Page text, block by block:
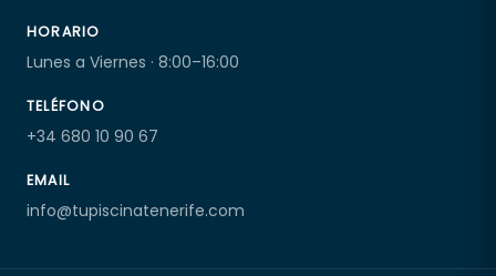
HORARIO
Lunes a Viernes · 8:00–16:00
TELÉFONO
+34 680 10 90 67
EMAIL
info@tupiscinatenerife.com